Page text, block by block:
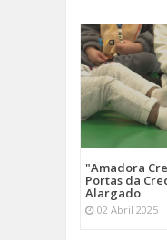
"Amadora
Portas da
Alargado
02 Abril 2025